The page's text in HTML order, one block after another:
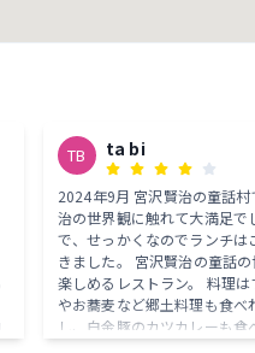
TB ta bi
2024年9月 宮沢賢治の童話村で宮沢賢
治の世界観に触れて大満足で
で、せっかくなのでランチは
きました。 宮沢賢治の童話の世界観が
楽しめるレストラン。 料理はすいとん
やお蕎麦など郷土料理も食べ
し、白金豚のカツカレーも食